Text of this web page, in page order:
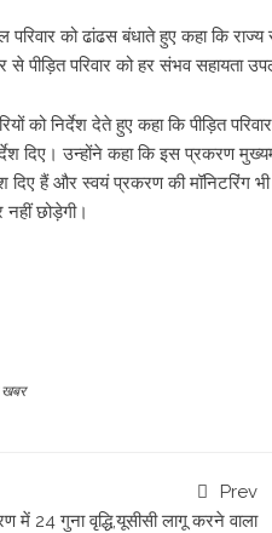
को ढांढस बंधाते हुए कहा कि
पीड़ित परिवार को हर संभव सहायता
को निर्देश देते हुए कहा कि पीड़ित
दिए। उन्होंने कहा कि इस प्रकरण
दिए हैं और स्वयं प्रकरण की मॉनिटरिंग
छोड़ेगी।
खबर
Prev
में 24 गुना वृद्धि,यूसीसी लागू करने वाला